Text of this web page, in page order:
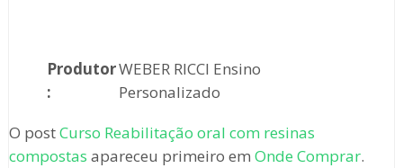
Produtor
:
WEBER RICCI Ensino
Personalizado
O postCurso Reabilitação oral com resinas
compostas apareceu primeiro em Onde Comprar.